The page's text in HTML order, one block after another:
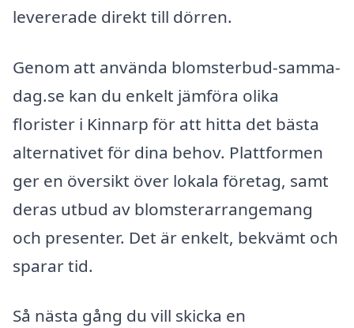
levererade direkt till dörren.
Genom att använda blomsterbud-samma-
dag.se kan du enkelt jämföra olika
florister i Kinnarp för att hitta det bästa
alternativet för dina behov. Plattformen
ger en översikt över lokala företag, samt
deras utbud av blomsterarrangemang
och presenter. Det är enkelt, bekvämt och
sparar tid.
Så nästa gång du vill skicka en